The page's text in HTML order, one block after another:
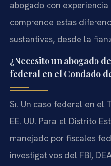
abogado con
comprende estas
sustantivas, desde la
¿Necesito un abogado
federal en el Condado
Sí. Un caso federal en el
EE. UU. Para el Distrito
manejado por fiscales
investigativos del FBI,